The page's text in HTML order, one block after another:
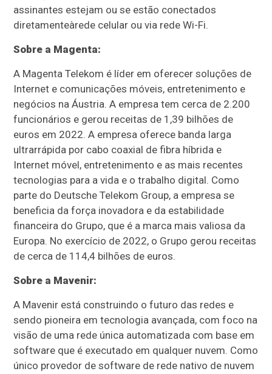
assinantes estejam ou se estão conectados
diretamenteàrede celular ou via rede Wi-Fi.
Sobre a Magenta:
A Magenta Telekom é líder em oferecer soluções de
Internet e comunicações móveis, entretenimento e
negócios na Áustria. A empresa tem cerca de 2.200
funcionários e gerou receitas de 1,39 bilhões de
euros em 2022. A empresa oferece banda larga
ultrarrápida por cabo coaxial de fibra híbrida e
Internet móvel, entretenimento e as mais recentes
tecnologias para a vida e o trabalho digital. Como
parte do Deutsche Telekom Group, a empresa se
beneficia da força inovadora e da estabilidade
financeira do Grupo, que é a marca mais valiosa da
Europa. No exercício de 2022, o Grupo gerou receitas
de cerca de 114,4 bilhões de euros.
Sobre a Mavenir:
A Mavenir está construindo o futuro das redes e
sendo pioneira em tecnologia avançada, com foco na
visão de uma rede única automatizada com base em
software que é executado em qualquer nuvem. Como
único provedor de software de rede nativo de nuvem